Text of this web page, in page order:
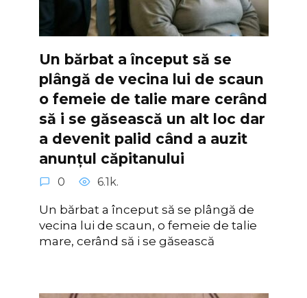
Un bărbat a început să se
plângă de vecina lui de scaun
o femeie de talie mare cerând
să i se găsească un alt loc dar
a devenit palid când a auzit
anunțul căpitanului
0 6.1k.
Un bărbat a început să se plângă de
vecina lui de scaun, o femeie de talie
mare, cerând să i se găsească